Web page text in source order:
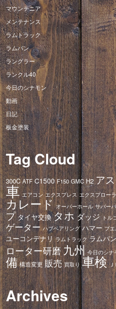
マウンテニア
メンテナンス
ラムトラック
ラムバン
ラングラー
ランクル40
今日のシナモン
動画
日記
板金塗装
Tag Cloud
300C ATF C1500 F150 GMC H2 ア
車 エアコン エクスプレス エクスプロー
カレード オーバーホール サバー
プタイヤ交換タホ ダッジ トル
ゲーター ハブベアリング ハマー プ
ユーコンデナリ ラムトラック ラムバン
ローター研磨九州 今日のシナ
備 構造変更 販売 買取り 車検 Ｊ
Archives